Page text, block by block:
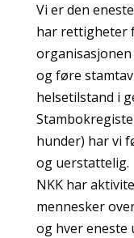
Vi er den
har rettigheter
og føre
helsetilstand i
hunder) har vi
og uerstattelig.
NKK har
mennesker
og hver eneste